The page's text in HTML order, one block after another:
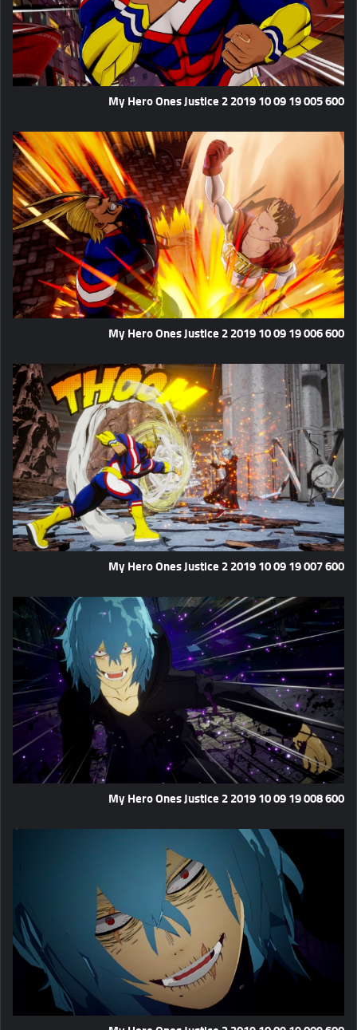
My Hero Ones Justice 2 2019 10 09 19 005 600
My Hero Ones Justice 2 2019 10 09 19 006 600
My Hero Ones Justice 2 2019 10 09 19 007 600
My Hero Ones Justice 2 2019 10 09 19 008 600